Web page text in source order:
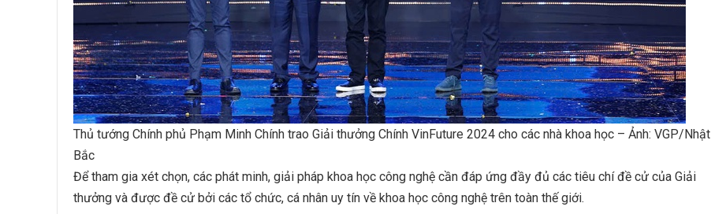
Thủ tướng Chính phủ Phạm Minh Chính trao Giải thưởng Chính VinFuture 2024 cho các nhà khoa học – Ảnh: VGP/Nhật
Bắc
Để tham gia xét chọn, các phát minh, giải pháp khoa học công nghệ cần đáp ứng đầy đủ các tiêu chí đề cử của Giải
thưởng và được đề cử bởi các tổ chức, cá nhân uy tín về khoa học công nghệ trên toàn thế giới.